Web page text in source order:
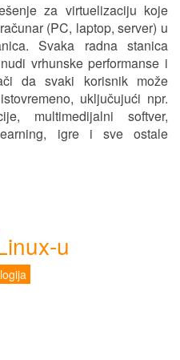
za virtuelizaciju koje
(PC, laptop, server) u
Svaka radna stanica
vrhunske performanse i
da svaki korisnik može
uključujući npr.
multimedijalni softver,
igre i sve ostale
u